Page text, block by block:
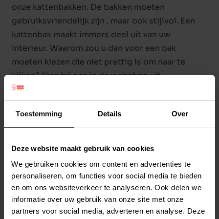
Toestemming Details Over
Deze website maakt gebruik van cookies
We gebruiken cookies om content en advertenties te
personaliseren, om functies voor social media te bieden
en om ons websiteverkeer te analyseren. Ook delen we
informatie over uw gebruik van onze site met onze
partners voor social media, adverteren en analyse. Deze
onze kattenbakken. De bakken moeten
gebruiksvriendelijk zijn , maar ook stijlvol. Een
kattenbak maakt immers deel uit van uw
interieur. Waarom zou u dan voor een bak
moeten kiezen die niet prettig is om naar te
kijken? Kies bij ons in de webshop uit
verschillende modellen, die beschikbaar zijn in
allerlei mooie kleuren. Of u nu een open of
gesloten kattenbak prefereert: wij hebben alle
soortenkattenbakkenin huis. U kunt zelfs kiezen
uit verschillende formaten. Een Maine coon heeft
Europese korthaar, om maar even een voorbeeld
te noemen.
Ontvang 2.500 spaarpunten